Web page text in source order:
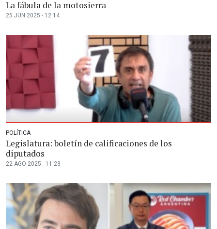
La fábula de la motosierra
25 JUN 2025 - 12:14
POLÍTICA
Legislatura: boletín de calificaciones de los
diputados
22 AGO 2025 - 11:23